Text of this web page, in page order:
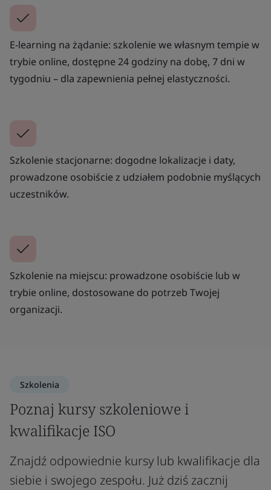
E-learning na żądanie: szkolenie we własnym tempie w
trybie online, dostępne 24 godziny na dobę, 7 dni w
tygodniu – dla zapewnienia pełnej elastyczności.
Szkolenie stacjonarne: dogodne lokalizacje i daty,
prowadzone osobiście z udziałem podobnie myślących
uczestników.
Szkolenie na miejscu: prowadzone osobiście lub w
trybie online, dostosowane do potrzeb Twojej
organizacji.
Szkolenia
Poznaj kursy szkoleniowe i
kwalifikacje ISO
Znajdź odpowiednie kursy lub kwalifikacje dla
siebie i swojego zespołu. Już dziś zacznij